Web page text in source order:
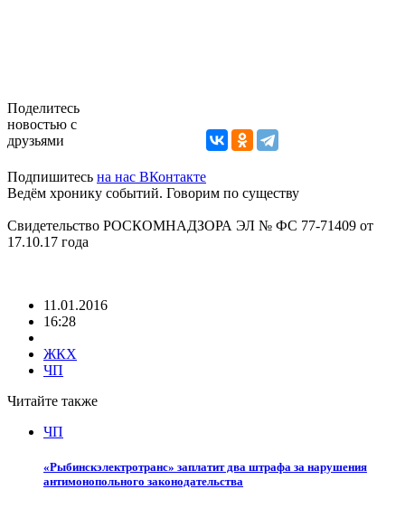
Поделитесь
новостью с
друзьями
Подпишитесь на нас ВКонтакте
Ведём хронику событий. Говорим по существу
Свидетельство РОСКОМНАДЗОРА ЭЛ № ФС 77-71409 от
17.10.17 года
11.01.2016
16:28
ЖКХ
ЧП
Читайте также
ЧП
«Рыбинскэлектротранс» заплатит два штрафа за нарушения
антимонопольного законодательства